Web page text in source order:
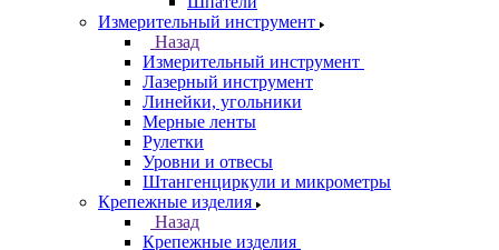
Измерительный инструмент
Назад
Измерительный инструмент
Лазерный инструмент
Линейки, угольники
Мерные ленты
Рулетки
Уровни и отвесы
Штангенциркули и микрометры
Крепежные изделия
Назад
Крепежные изделия